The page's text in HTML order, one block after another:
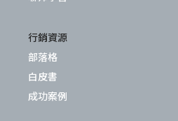
行銷資源
部落格
白皮書
成功案例